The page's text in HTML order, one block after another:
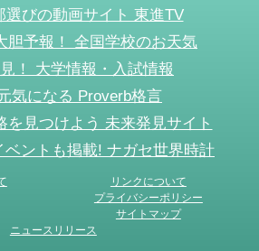
選びの動画サイト 東進TV
胆予報！ 全国学校のお天気
！ 大学情報・入試情報
気になる Proverb格言
を見つけよう 未来発見サイト
ベントも掲載! ナガセ世界時計
リンクについて
プライバシーポリシー
サイトマップ
ニュースリリース